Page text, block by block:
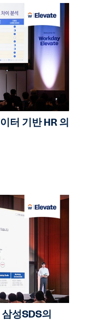
터 기반 HR 의
성SDS의